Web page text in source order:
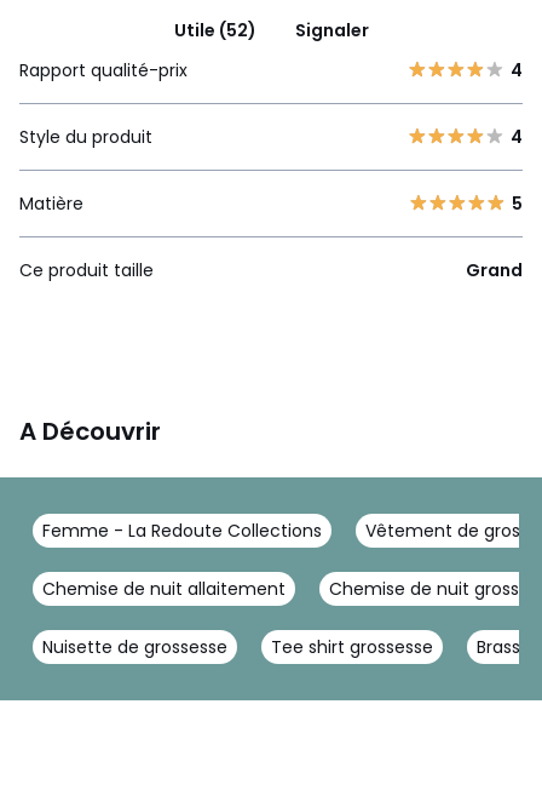
Utile (52)
Signaler
Rapport qualité-prix
4
Style du produit 4
Matière 5
Ce produit taille Grand
A Découvrir
Femme - La Redoute Collections Vêtement de
Chemise de nuit allaitement Chemise de nuit
Nuisette de grossesse Tee shirt grossesse